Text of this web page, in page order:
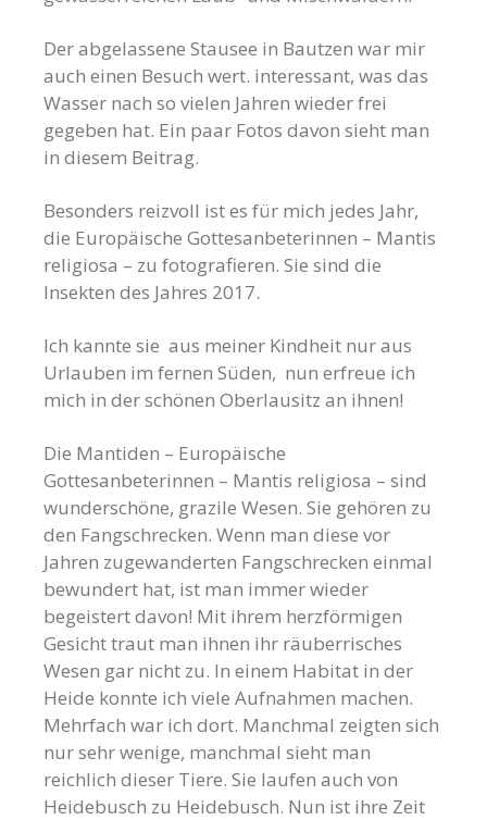
Der abgelassene Stausee in Bautzen war mir
auch einen Besuch wert. interessant, was das
Wasser nach so vielen Jahren wieder frei
gegeben hat. Ein paar Fotos davon sieht man
in diesem Beitrag.
Besonders reizvoll ist es für mich jedes Jahr,
die Europäische Gottesanbeterinnen – Mantis
religiosa – zu fotografieren. Sie sind die
Insekten des Jahres 2017.
Ich kannte sie aus meiner Kindheit nur aus
Urlauben im fernen Süden, nun erfreue ich
mich in der schönen Oberlausitz an ihnen!
Die Mantiden – Europäische
Gottesanbeterinnen – Mantis religiosa – sind
wunderschöne, grazile Wesen. Sie gehören zu
den Fangschrecken. Wenn man diese vor
Jahren zugewanderten Fangschrecken einmal
bewundert hat, ist man immer wieder
begeistert davon! Mit ihrem herzförmigen
Gesicht traut man ihnen ihr räuberrisches
Wesen gar nicht zu. In einem Habitat in der
Heide konnte ich viele Aufnahmen machen.
Mehrfach war ich dort. Manchmal zeigten sich
nur sehr wenige, manchmal sieht man
reichlich dieser Tiere. Sie laufen auch von
Heidebusch zu Heidebusch. Nun ist ihre Zeit